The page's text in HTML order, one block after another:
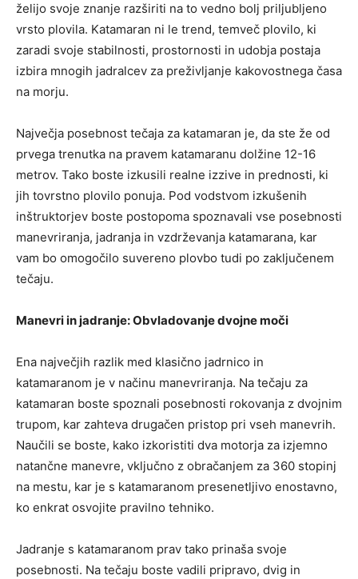
želijo svoje znanje razširiti na to vedno bolj priljubljeno
vrsto plovila. Katamaran ni le trend, temveč plovilo, ki
zaradi svoje stabilnosti, prostornosti in udobja postaja
izbira mnogih jadralcev za preživljanje kakovostnega časa
na morju.
Največja posebnost tečaja za katamaran je, da ste že od
prvega trenutka na pravem katamaranu dolžine 12-16
metrov. Tako boste izkusili realne izzive in prednosti, ki
jih tovrstno plovilo ponuja. Pod vodstvom izkušenih
inštruktorjev boste postopoma spoznavali vse posebnosti
manevriranja, jadranja in vzdrževanja katamarana, kar
vam bo omogočilo suvereno plovbo tudi po zaključenem
tečaju.
Manevri in jadranje: Obvladovanje dvojne moči
Ena največjih razlik med klasično jadrnico in
katamaranom je v načinu manevriranja. Na tečaju za
katamaran boste spoznali posebnosti rokovanja z dvojnim
trupom, kar zahteva drugačen pristop pri vseh manevrih.
Naučili se boste, kako izkoristiti dva motorja za izjemno
natančne manevre, vključno z obračanjem za 360 stopinj
na mestu, kar je s katamaranom presenetljivo enostavno,
ko enkrat osvojite pravilno tehniko.
Jadranje s katamaranom prav tako prinaša svoje
posebnosti. Na tečaju boste vadili pripravo, dvig in